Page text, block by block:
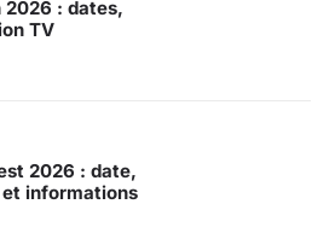
2026 : dates,
TV
2026 : date,
informations